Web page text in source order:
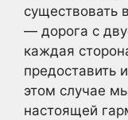
существовать
— дорога с
каждая
предоставить
этом случае
настоящей